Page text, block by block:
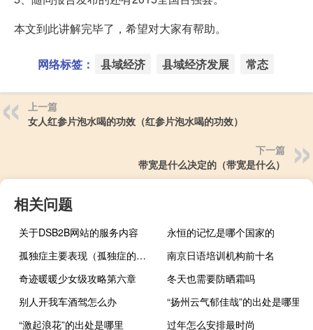
本文到此讲解完毕了，希望对大家有帮助。
网络标签： 县域经济 县域经济发展 常态
上一篇
女人红参片泡水喝的功效（红参片泡水喝的功效）
下一篇
带宽是什么决定的（带宽是什么）
相关问题
关于DSB2B网站的服务内容
永恒的记忆是哪个国家的
孤独症主要表现（孤独症的表现有什么）
南京日语培训机构前十名
奇迹暖暖少女级攻略第六章
冬天也需要防晒霜吗
别人开我车酒驾怎么办
“扬州云气郁佳哉”的出处是哪里
“激起浪花”的出处是哪里
过年怎么安排最时尚